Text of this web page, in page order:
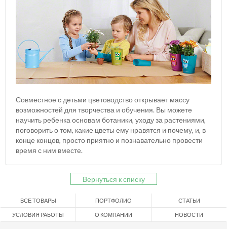
Совместное с детьми цветоводство открывает массу
возможностей для творчества и обучения. Вы можете
научить ребенка основам ботаники, уходу за растениями,
поговорить о том, какие цветы ему нравятся и почему, и, в
конце концов, просто приятно и познавательно провести
время с ним вместе.
Вернуться к списку
ВСЕ ТОВАРЫ ПОРТФОЛИО СТАТЬИ
УСЛОВИЯ РАБОТЫ О КОМПАНИИ НОВОСТИ